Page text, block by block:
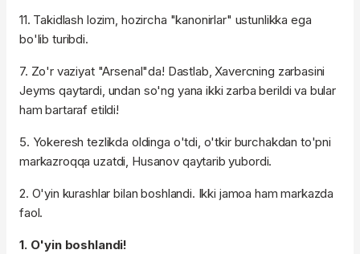
11. Takidlash lozim, hozircha "kanonirlar" ustunlikka ega
bo'lib turibdi.
7. Zo'r vaziyat "Arsenal"da! Dastlab, Xavercning zarbasini
Jeyms qaytardi, undan so'ng yana ikki zarba berildi va bular
ham bartaraf etildi!
5. Yokeresh tezlikda oldinga o'tdi, o'tkir burchakdan to'pni
markazroqqa uzatdi, Husanov qaytarib yubordi.
2. O'yin kurashlar bilan boshlandi. Ikki jamoa ham markazda
faol.
1. O'yin boshlandi!